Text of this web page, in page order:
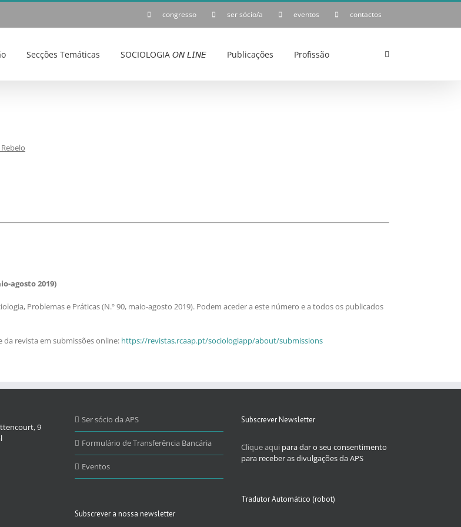
congresso ser sócio/a eventos contactos
Secções Temáticas SOCIOLOGIA 𝘖𝘕 𝘓𝘐𝘕𝘌 Publicações Profissão
agosto 2019)
Problemas e Práticas (N.º 90, maio-agosto 2019). Podem aceder a este número e a todos os publicados
revista em submissões online: https://revistas.rcaap.pt/sociologiapp/about/submissions
9
Ser sócio da APS
Formulário de Transferência Bancária
Eventos
Subscrever a nossa newsletter
Subscrever Newsletter
Clique aqui para dar o seu consentimento
para receber as divulgações da APS
Tradutor Automático (robot)